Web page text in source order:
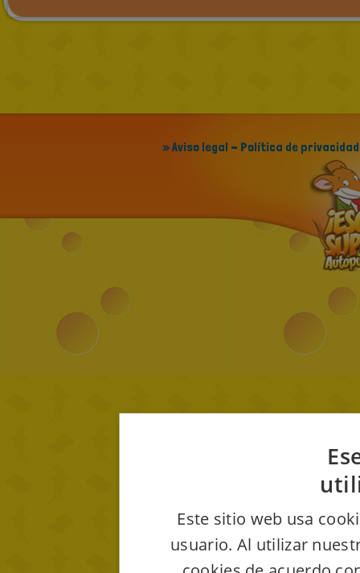
» Aviso legal - Política de privacidad
Este sitio web usa
usuario. Al utilizar